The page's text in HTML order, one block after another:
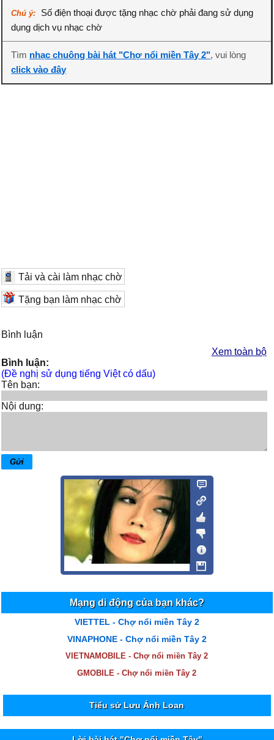
Chú ý:
Số điện thoại được tặng nhạc chờ phải đang sử dụng
dụng dịch vụ nhạc chờ
Tìm nhạc chuông bài hát "Chợ nổi miền Tây 2", vui lòng
click vào đây
Tải và cài làm nhạc chờ
Tặng bạn làm nhạc chờ
Bình luận
Xem toàn bộ
Bình luận:
(Đề nghị sử dụng tiếng Việt có dấu)
Tên bạn:
Nội dung:
Mạng di động của bạn khác?
VIETTEL - Chợ nổi miền Tây 2
VINAPHONE - Chợ nổi miền Tây 2
VIETNAMOBILE - Chợ nổi miền Tây 2
GMOBILE - Chợ nổi miền Tây 2
Tiểu sử Lưu Ánh Loan